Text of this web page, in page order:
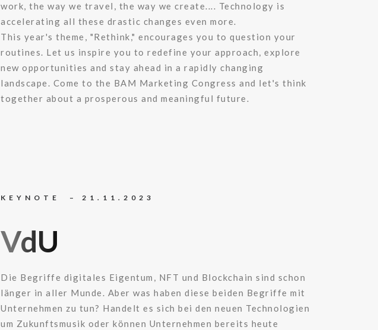
work, the way we travel, the way we create.... Technology is
accelerating all these drastic changes even more.
This year's theme, "Rethink," encourages you to question your
routines. Let us inspire you to redefine your approach, explore
new opportunities and stay ahead in a rapidly changing
landscape. Come to the BAM Marketing Congress and let's think
together about a prosperous and meaningful future.
KEYNOTE – 21.11.2023
VdU
Die Begriffe digitales Eigentum, NFT und Blockchain sind schon
länger in aller Munde. Aber was haben diese beiden Begriffe mit
Unternehmen zu tun? Handelt es sich bei den neuen Technologien
um Zukunftsmusik oder können Unternehmen bereits heute